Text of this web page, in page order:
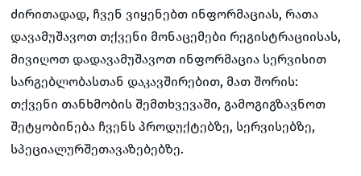
ძირითადად, ჩვენ ვიყენებთ ინფორმაციას, რათა
დავამუშავოთ თქვენი მონაცემები რეგისტრაციისას,
მივიღოთ დადავამუშავოთ ინფორმაცია სერვისით
სარგებლობასთან დაკავშირებით, მათ შორის:
თქვენი თანხმობის შემთხვევაში, გამოგიგზავნოთ
შეტყობინება ჩვენს პროდუქტებზე, სერვისებზე,
სპეციალურშეთავაზებებზე.